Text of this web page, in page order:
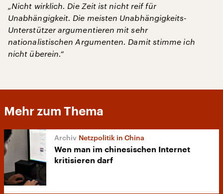
„Nicht wirklich. Die Zeit ist nicht reif für
Unabhängigkeit. Die meisten Unabhängigkeits-
Unterstützer argumentieren mit sehr
nationalistischen Argumenten. Damit stimme ich
nicht überein.“
Mehr zum Thema
Netzpolitik in China
Wen man im chinesischen Internet
kritisieren darf